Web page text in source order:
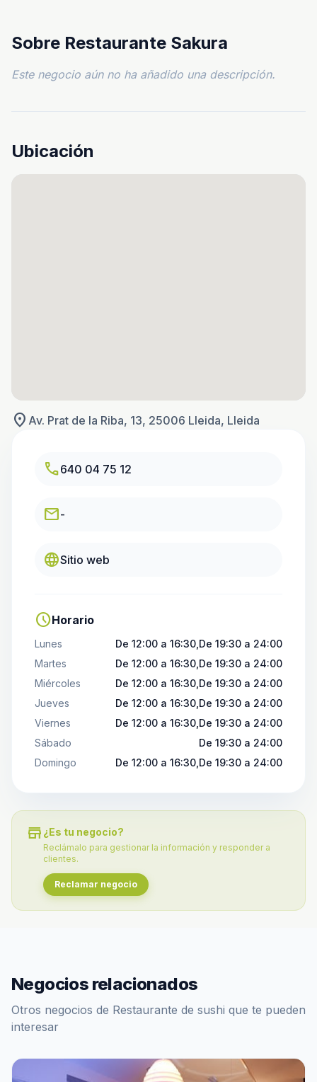
Sobre Restaurante Sakura
Este negocio aún no ha añadido una descripción.
Ubicación
location_on Av. Prat de la Riba, 13, 25006 Lleida, Lleida
call640 04 75 12
email-
languageSitio web
scheduleHorario
Lunes
De 12:00 a 16:30,De 19:30 a 24:00
Martes
De 12:00 a 16:30,De 19:30 a 24:00
Miércoles
De 12:00 a 16:30,De 19:30 a 24:00
Jueves
De 12:00 a 16:30,De 19:30 a 24:00
Viernes
De 12:00 a 16:30,De 19:30 a 24:00
Sábado
De 19:30 a 24:00
Domingo
De 12:00 a 16:30,De 19:30 a 24:00
store ¿Es tu negocio?
Reclámalo para gestionar la información y responder a
clientes.
Reclamar negocio
Negocios relacionados
Otros negocios de Restaurante de sushi que te pueden
interesar